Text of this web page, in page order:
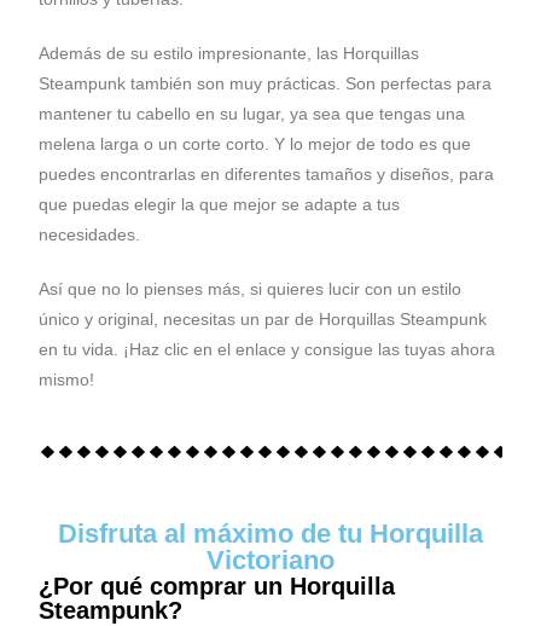
Además de su estilo impresionante, las Horquillas
Steampunk también son muy prácticas. Son perfectas para
mantener tu cabello en su lugar, ya sea que tengas una
melena larga o un corte corto. Y lo mejor de todo es que
puedes encontrarlas en diferentes tamaños y diseños, para
que puedas elegir la que mejor se adapte a tus
necesidades.
Así que no lo pienses más, si quieres lucir con un estilo
único y original, necesitas un par de Horquillas Steampunk
en tu vida. ¡Haz clic en el enlace y consigue las tuyas ahora
mismo!
Disfruta al máximo de tu Horquilla
Victoriano
¿Por qué comprar un Horquilla
Steampunk?